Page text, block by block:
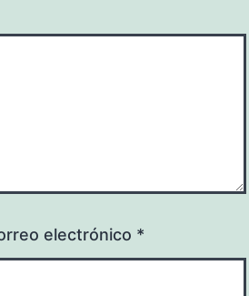
electrónico *